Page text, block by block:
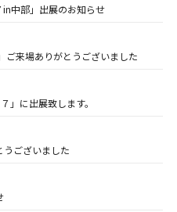
中部」出展のお知らせ
ご来場ありがとうございました
」に出展致します。
うございました